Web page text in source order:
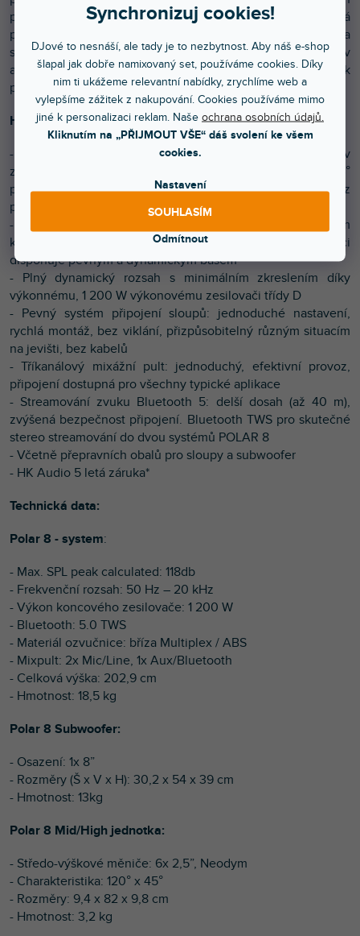
Synchronizuj cookies!
DJové to nesnáší, ale tady je to nezbytnost. Aby náš e-shop
šlapal jak dobře namixovaný set, používáme cookies. Díky
nim ti ukážeme relevantní nabídky, zrychlíme web a
vylepšíme zážitek z nakupování. Cookies používáme mimo
jiné k personalizaci reklam. Naše ochrana osobních údajů.
Kliknutím na „PŘIJMOUT VŠE“ dáš svolení ke všem
cookies.
Nastavení
Odmítnout
SOUHLASÍM
prostorách, díky čemuž je dokonalým partnerem pro malá
pódia, zkušebny, seminární místnosti a zahradní párty. Dva
systémy POLAR 8 lze také propojit přes Bluetooth TWS v
aplikacích pro streamování zvuku a vytvořit tak
plnohodnotný stereo systém.
Hlavní charakteristika:
- Šest 2,5" vysoce výkonných neodymiových reproduktorů v
zakřiveném sloupcovém uspořádání s rozptylem 120°x 45°
pro velmi rovnoměrné pokrytí poslechové oblasti bez
poklesu frekvence
- 8" subwoofer v lehkém, kovem vyztuženém plastovém
krytu s nízkou rezonancí: POLAR 8 díky větší ozvučnici
disponuje pevným a dynamickým basem
- Plný dynamický rozsah s minimálním zkreslením díky
výkonnému, 1 200 W výkonovému zesilovači třídy D
- Pevný systém připojení sloupů: jednoduché nastavení,
rychlá montáž, bez viklání, přizpůsobitelný různým situacím
na jevišti, bez kabelů
- Tříkanálový mixážní pult: jednoduchý, efektivní provoz,
připojení dostupná pro všechny typické aplikace
- Streamování zvuku Bluetooth 5: delší dosah (až 40 m),
zvýšená bezpečnost připojení. Bluetooth TWS pro skutečné
stereo streamování do dvou systémů POLAR 8
- Včetně přepravních obalů pro sloupy a subwoofer
- HK Audio 5 letá záruka*
Technická data:
Polar 8 - system:
- Max. SPL peak calculated: 118db
- Frekvenční rozsah: 50 Hz – 20 kHz
- Výkon koncového zesilovače: 1 200 W
- Bluetooth: 5.0 TWS
- Materiál ozvučnice: bříza Multiplex / ABS
- Mixpult: 2x Mic/Line, 1x Aux/Bluetooth
- Celková výška: 202,9 cm
- Hmotnost: 18,5 kg
Polar 8 Subwoofer:
- Osazení: 1x 8”
- Rozměry (Š x V x H): 30,2 x 54 x 39 cm
- Hmotnost: 13kg
Polar 8 Mid/High jednotka:
- Středo-výškové měniče: 6x 2,5”, Neodym
- Charakteristika: 120° x 45°
- Rozměry: 9,4 x 82 x 9,8 cm
- Hmotnost: 3,2 kg